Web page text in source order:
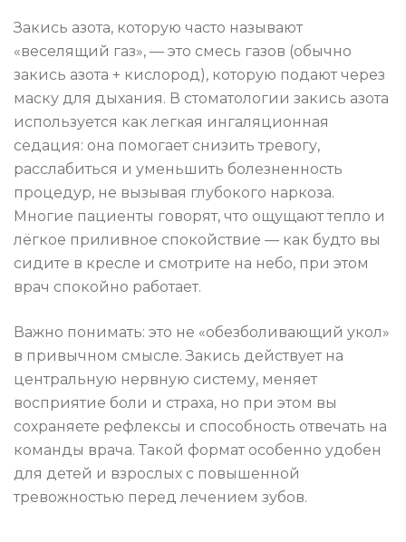
Закись азота, которую часто называют
«веселящий газ», — это смесь газов (обычно
закись азота + кислород), которую подают через
маску для дыхания. В стоматологии закись азота
используется как легкая ингаляционная
седация: она помогает снизить тревогу,
расслабиться и уменьшить болезненность
процедур, не вызывая глубокого наркоза.
Многие пациенты говорят, что ощущают тепло и
лёгкое приливное спокойствие — как будто вы
сидите в кресле и смотрите на небо, при этом
врач спокойно работает.
Важно понимать: это не «обезболивающий укол»
в привычном смысле. Закись действует на
центральную нервную систему, меняет
восприятие боли и страха, но при этом вы
сохраняете рефлексы и способность отвечать на
команды врача. Такой формат особенно удобен
для детей и взрослых с повышенной
тревожностью перед лечением зубов.